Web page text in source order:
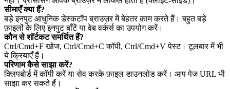
सीमाएँ क्या हैं?
बड़े इनपुट आधुनिक डेस्कटॉप ब्राउज़र में बेहतर काम करते हैं। बहुत बड़े
फ़ाइलों के लिए इनपुट बाँटें या वेब वर्कर्स का उपयोग करें।
कौन से शॉर्टकट समर्थित हैं?
Ctrl/Cmd+F खोज, Ctrl/Cmd+C कॉपी, Ctrl/Cmd+V पेस्ट। टूलबार में भी
ये क्रियाएँ हैं।
परिणाम कैसे साझा करें?
क्लिपबोर्ड में कॉपी करें या सेव करके फ़ाइल डाउनलोड करें। आप पेज URL भी
साझा कर सकते हैं।